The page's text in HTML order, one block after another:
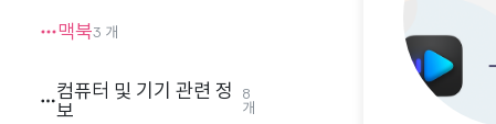
맥북3 개
컴퓨터 및 기기 관련 정
보
8
개